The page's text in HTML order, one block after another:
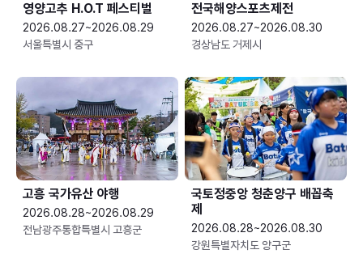
영양고추 H.O.T 페스티벌
2026.08.27~2026.08.29
서울특별시 중구
전국해양스포츠제전
2026.08.27~2026.08.30
경상남도 거제시
고흥 국가유산 야행
2026.08.28~2026.08.29
전남광주통합특별시 고흥군
국토정중앙 청춘양구 배꼽축
제
2026.08.28~2026.08.30
강원특별자치도 양구군